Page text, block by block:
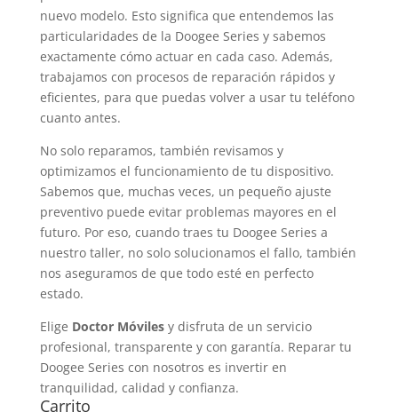
nuevo modelo. Esto significa que entendemos las
particularidades de la Doogee Series y sabemos
exactamente cómo actuar en cada caso. Además,
trabajamos con procesos de reparación rápidos y
eficientes, para que puedas volver a usar tu teléfono
cuanto antes.
No solo reparamos, también revisamos y
optimizamos el funcionamiento de tu dispositivo.
Sabemos que, muchas veces, un pequeño ajuste
preventivo puede evitar problemas mayores en el
futuro. Por eso, cuando traes tu Doogee Series a
nuestro taller, no solo solucionamos el fallo, también
nos aseguramos de que todo esté en perfecto
estado.
Elige Doctor Móvilesy disfruta de un servicio
profesional, transparente y con garantía. Reparar tu
Doogee Series con nosotros es invertir en
tranquilidad, calidad y confianza.
Carrito